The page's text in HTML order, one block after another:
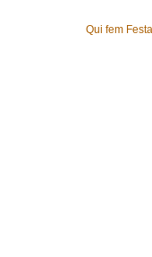
Qui fem